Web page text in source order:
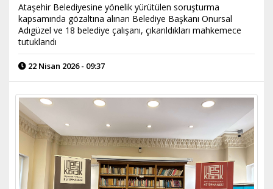
Ataşehir Belediyesine yönelik yürütülen soruşturma
kapsamında gözaltına alınan Belediye Başkanı Onursal
Adıgüzel ve 18 belediye çalışanı, çıkarıldıkları mahkemece
tutuklandı
22 Nisan 2026 - 09:37